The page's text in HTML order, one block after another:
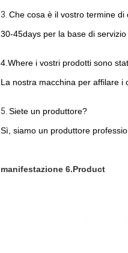
3. Che cosa è il vostro termine di
30-45days per la base di
4.Where i vostri prodotti sono
La nostra macchina per affilare i
5. Siete un produttore?
Sì, siamo un produttore
manifestazione 6.Product